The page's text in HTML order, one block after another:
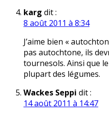
karg dit :
8 août 2011 à 8:34
J’aime bien «
pas autochtone, ils
tournesols. Ainsi que
plupart des légumes.
Wackes Seppi dit :
14 août 2011 à 14:47